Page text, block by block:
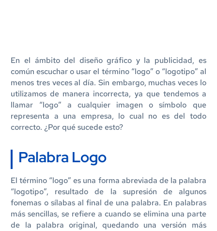
En el ámbito del diseño gráfico y la publicidad, es
común escuchar o usar el término “logo” o “logotipo” al
menos tres veces al día. Sin embargo, muchas veces lo
utilizamos de manera incorrecta, ya que tendemos a
llamar “logo” a cualquier imagen o símbolo que
representa a una empresa, lo cual no es del todo
correcto. ¿Por qué sucede esto?
Palabra Logo
El término “logo” es una forma abreviada de la palabra
“logotipo”, resultado de la supresión de algunos
fonemas o sílabas al final de una palabra. En palabras
más sencillas, se refiere a cuando se elimina una parte
de la palabra original, quedando una versión más